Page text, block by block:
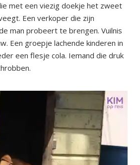
met een viezig doekje het zweet
Een verkoper die zijn
man probeert te brengen. Vuilnis
Een groepje lachende kinderen in
een flesje cola. Iemand die druk